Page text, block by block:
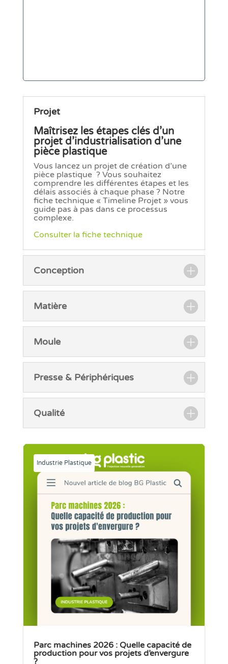
Projet
Maîtrisez les étapes clés d’un
projet d’industrialisation d’une
pièce plastique
Vous lancez un projet de création d’une
pièce plastique ? Vous souhaitez
comprendre les différentes étapes et les
délais associés à chaque phase ? Notre
fiche technique « Timeline Projet » vous
guide pas à pas dans ce processus
complexe.
Consulter la fiche technique
Conception
Matière
Moule
Presse & Périphériques
Qualité
Industrie Plastique
Parc machines 2026 : Quelle capacité de
production pour vos projets d’envergure
?